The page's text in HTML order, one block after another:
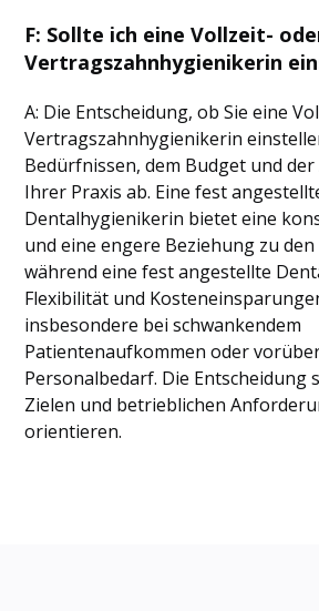
F: Sollte ich eine Vollzeit-
Vertragszahnhygienikerin
A: Die Entscheidung, ob Sie eine
Vertragszahnhygienikerin
Bedürfnissen, dem Budget und
Ihrer Praxis ab. Eine fest
Dentalhygienikerin bietet eine
und eine engere Beziehung zu
während eine fest angestellte
Flexibilität und
insbesondere bei schwankendem
Patientenaufkommen oder
Personalbedarf. Die Entscheidung
Zielen und betrieblichen
orientieren.